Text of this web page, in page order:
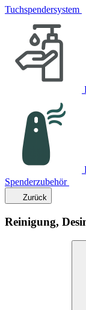
Tuchspendersystem
Spenderzubehör
Zurück
Reinigung,